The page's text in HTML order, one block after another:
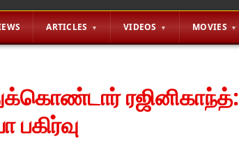
ARTICLES VIDEOS MOVIES
ரஜினிகாந்த்:
பகிர்வு